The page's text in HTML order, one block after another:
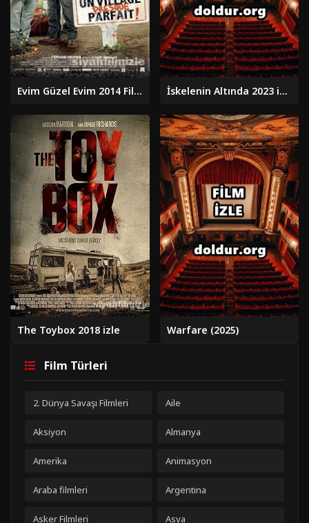
Evim Güzel Evim 2014 Filmi Türkçe Dublaj Altyazılı Full izle İskelenin Altında 2023 izle
The Toybox 2018 izle Warfare (2025)
Film Türleri
2. Dünya Savaşı Filmleri Aile
Aksiyon Almanya
Amerika Animasyon
Araba filmleri Argentina
Asker Filmleri Asya